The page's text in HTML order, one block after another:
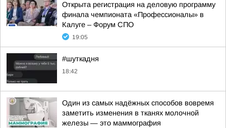
Открыта регистрация на деловую программу
финала чемпионата «Профессионалы» в
Калуге – Форум СПО
19:05
#шуткадня
18:42
Один из самых надёжных способов вовремя
заметить изменения в тканях молочной
железы — это маммография